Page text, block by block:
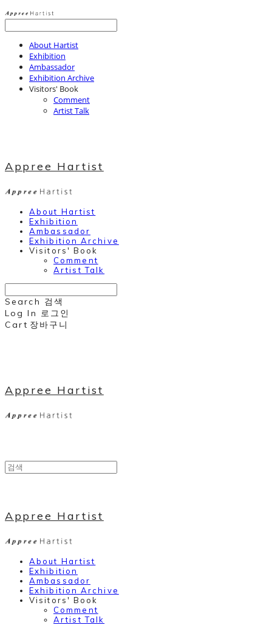
About Hartist
Exhibition
Ambassador
Exhibition Archive
Visitors' Book
Comment
Artist Talk
Appree Hartist
About Hartist
Exhibition
Ambassador
Exhibition Archive
Visitors' Book
Comment
Artist Talk
Search 검색
Log In 로그인
Cart 장바구니
Appree Hartist
Appree Hartist
About Hartist
Exhibition
Ambassador
Exhibition Archive
Visitors' Book
Comment
Artist Talk